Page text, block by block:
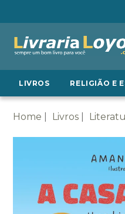
LIVROS RELIGIÃO E
Home Livros